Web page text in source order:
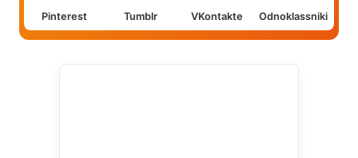
Pinterest Tumblr VKontakte Odnoklassniki